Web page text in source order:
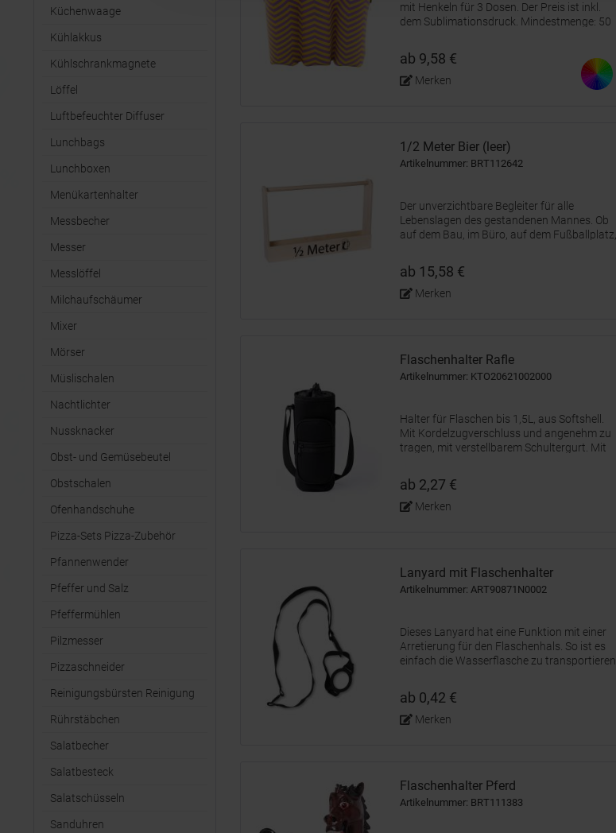
Küchenwaage
Kühlakkus
Kühlschrankmagnete
Löffel
Luftbefeuchter Diffuser
Lunchbags
Lunchboxen
Menükartenhalter
Messbecher
Messer
Messlöffel
Milchaufschäumer
Mixer
Mörser
Müslischalen
Nachtlichter
Nussknacker
Obst- und Gemüsebeutel
Obstschalen
Ofenhandschuhe
Pizza-Sets Pizza-Zubehör
Pfannenwender
Pfeffer und Salz
Pfeffermühlen
Pilzmesser
Pizzaschneider
Reinigungsbürsten Reinigung
Rührstäbchen
Salatbecher
Salatbesteck
Salatschüsseln
Sanduhren
mit Henkeln für 3 Dosen. Der Preis ist inkl.
dem Sublimationsdruck. Mindestmenge: 50
ab 9,58 €
Merken
1/2 Meter Bier (leer)
Artikelnummer: BRT112642
Der unverzichtbare Begleiter für alle
Lebenslagen des gestandenen Mannes. Ob
auf dem Bau, im Büro, auf dem Fußballplatz,
Schwiegermutter, mit einem 1/2 Meter Bier
ist man perfekt vorbereitet. Der...
ab 15,58 €
Merken
Flaschenhalter Rafle
Artikelnummer: KTO20621002000
Halter für Flaschen bis 1,5L, aus Softshell.
Mit Kordelzugverschluss und angenehm zu
tragen, mit verstellbarem Schultergurt. Mit
einer recycelten Tasche präsentiert.
ab 2,27 €
Merken
Lanyard mit Flaschenhalter
Artikelnummer: ART90871N0002
Dieses Lanyard hat eine Funktion mit einer
Arretierung für den Flaschenhals. So ist es
einfach die Wasserflasche zu transportieren
ab 0,42 €
Merken
Flaschenhalter Pferd
Artikelnummer: BRT111383